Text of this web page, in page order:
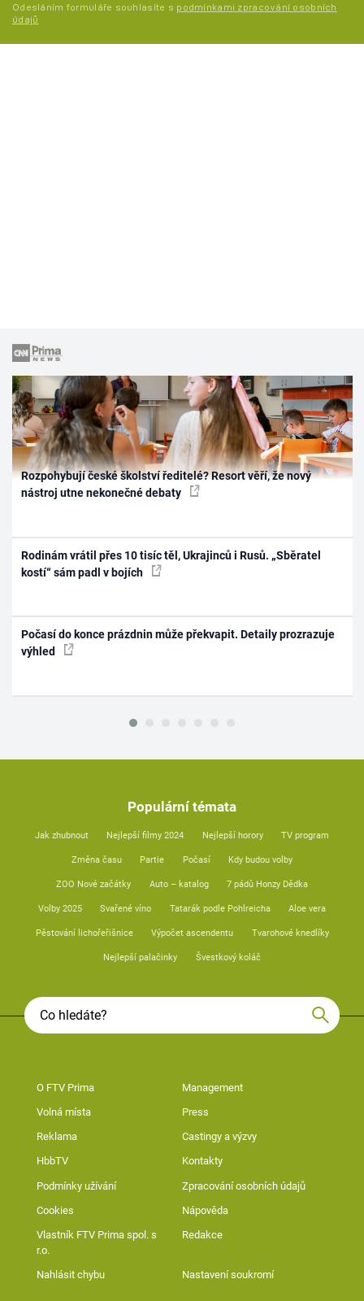
Odesláním formuláře souhlasíte s podmínkami zpracování osobních
údajů
Rozpohybují české školství ředitelé? Resort věří, že nový
nástroj utne nekonečné debaty
Rodinám vrátil přes 10 tisíc těl, Ukrajinců i Rusů. „Sběratel
kostí“ sám padl v bojích
Počasí do konce prázdnin může překvapit. Detaily prozrazuje
výhled
Populární témata
Jak zhubnout Nejlepší filmy 2024 Nejlepší horory TV program
Změna času Partie Počasí Kdy budou volby
ZOO Nové začátky Auto – katalog 7 pádů Honzy Dědka
Volby 2025 Svařené víno Tatarák podle Pohlreicha Aloe vera
Pěstování lichořeřišnice Výpočet ascendentu Tvarohové knedlíky
Nejlepší palačinky Švestkový koláč
O FTV Prima Management
Volná místa Press
Reklama Castingy a výzvy
HbbTV Kontakty
Podmínky užívání Zpracování osobních údajů
Cookies Nápověda
Vlastník FTV Prima spol. s
r.o.
Redakce
Nahlásit chybu Nastavení soukromí